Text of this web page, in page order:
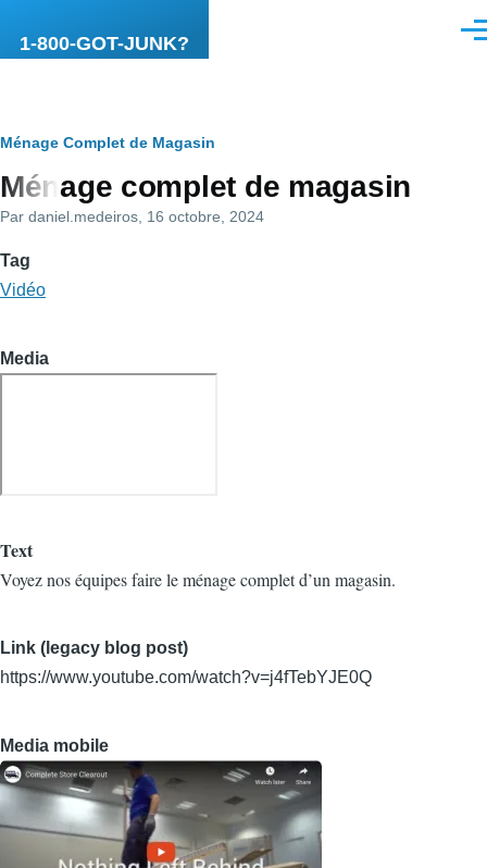
1-800-GOT-JUNK?
Fil
d'Ariane
Ménage Complet de Magasin
Ménage complet de magasin
Par daniel.medeiros , 16 octobre, 2024
Tag
Vidéo
Media
Text
Voyez nos équipes faire le ménage complet d’un magasin.
Link (legacy blog post)
https://www.youtube.com/watch?v=j4fTebYJE0Q
Media mobile
Image